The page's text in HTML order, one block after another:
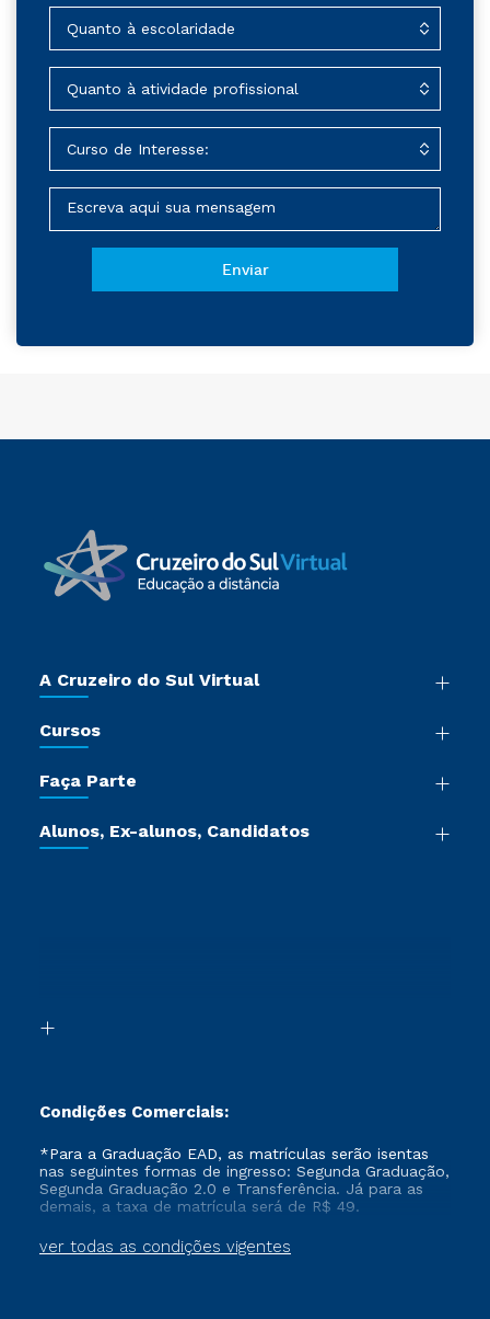
A Cruzeiro do Sul Virtual
Sala de Imprensa
Certificadoras
Jornada do Aluno
Cursos
Pós-graduação
Cursos Livres
Faça Parte
Vestibular Redação
Formação Pedagógica - R2
Alunos, Ex-alunos, Candidatos
Condições Comerciais:
ver todas as condições vigentes
*Para a Graduação EAD, as matrículas serão isentas
nas seguintes formas de ingresso: Segunda Graduação,
Segunda Graduação 2.0 e Transferência. Já para as
demais, a taxa de matrícula será de R$ 49.